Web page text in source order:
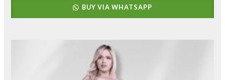
BUY VIA WHATSAPP